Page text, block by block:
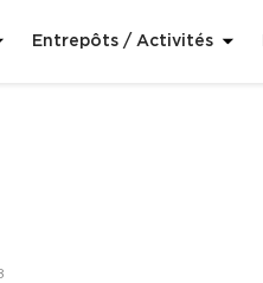
Entrepôts / Activités